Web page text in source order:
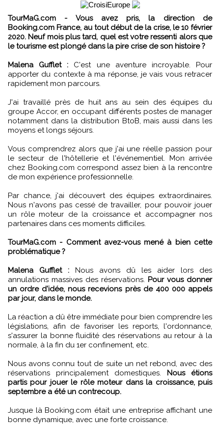
TourMaG.com - Vous avez pris, la direction de
Booking.com France, au tout début de la crise, le 10 février
2020. Neuf mois plus tard, quel est votre ressenti alors que
le tourisme est plongé dans la pire crise de son histoire ?
Malena Gufflet : C'est une aventure incroyable. Pour
apporter du contexte à ma réponse, je vais vous retracer
rapidement mon parcours.
J'ai travaillé près de huit ans au sein des équipes du
groupe Accor, en occupant différents postes de manager
notamment dans la distribution BtoB, mais aussi dans les
moyens et longs séjours.
Vous comprendrez alors que j'ai une réelle passion pour
le secteur de l'hôtellerie et l'événementiel. Mon arrivée
chez Booking.com correspond assez bien à la rencontre
de mon expérience professionnelle.
Par chance, j'ai découvert des équipes extraordinaires.
Nous n'avons pas cessé de travailler, pour pouvoir jouer
un rôle moteur de la croissance et accompagner nos
partenaires dans ces moments difficiles.
TourMaG.com - Comment avez-vous mené à bien cette
problématique ?
Malena Gufflet : Nous avons dû les aider lors des
annulations massives des réservations. Pour vous donner
un ordre d'idée, nous recevions près de 400 000 appels
par jour, dans le monde.
La réaction a dû être immédiate pour bien comprendre les
législations, afin de favoriser les reports, l'ordonnance,
s'assurer la bonne fluidité des réservations au retour à la
normale, à la fin du 1er confinement, etc.
Nous avons connu tout de suite un net rebond, avec des
réservations principalement domestiques. Nous étions
partis pour jouer le rôle moteur dans la croissance, puis
septembre a été un contrecoup.
Jusque là Booking.com était une entreprise affichant une
bonne dynamique, avec une forte croissance.